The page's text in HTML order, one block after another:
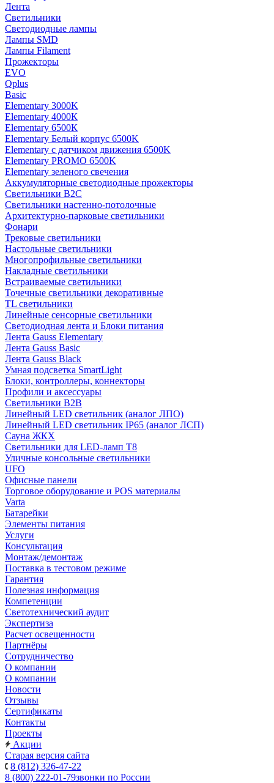
Лента
Светильники
Светодиодные лампы
Лампы SMD
Лампы Filament
Прожекторы
EVO
Qplus
Basic
Elementary 3000K
Elementary 4000К
Elementary 6500К
Elementary Белый корпус 6500K
Elementary с датчиком движения 6500K
Elementary PROMO 6500K
Elementary зеленого свечения
Аккумуляторные светодиодные прожекторы
Светильники B2C
Светильники настенно-потолочные
Архитектурно-парковые светильники
Фонари
Трековые светильники
Настольные светильники
Многопрофильные светильники
Накладные светильники
Встраиваемые светильники
Точечные светильники декоративные
TL светильники
Линейные сенсорные светильники
Светодиодная лента и Блоки питания
Лента Gauss Elementary
Лента Gauss Basic
Лента Gauss Black
Умная подсветка SmartLight
Блоки, контроллеры, коннекторы
Профили и аксессуары
Светильники B2B
Линейный LED светильник (аналог ЛПО)
Линейный LED светильник IP65 (аналог ЛСП)
Сауна ЖКХ
Светильники для LED-ламп T8
Уличные консольные светильники
UFO
Офисные панели
Торговое оборудование и POS материалы
Varta
Батарейки
Элементы питания
Услуги
Консультация
Монтаж/демонтаж
Поставка в тестовом режиме
Гарантия
Полезная информация
Компетенции
Светотехнический аудит
Экспертиза
Расчет освещенности
Партнёры
Cотрудничество
О компании
О компании
Новости
Отзывы
Сертификаты
Контакты
Проекты
Акции
Старая версия сайта
8 (812) 326-47-22
8 (800) 222-01-79звонки по России